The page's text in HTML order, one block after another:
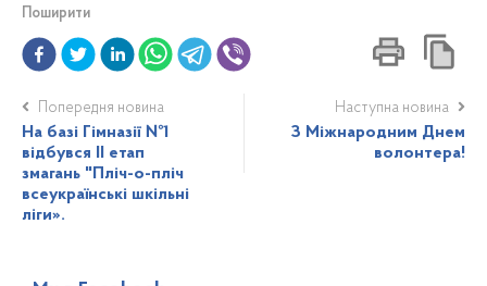
Поширити
Попередня новина
На базі Гімназії №1
відбувся II етап
змагань "Пліч-о-пліч
всеукраїнські шкільні
ліги».
Наступна новина
З Міжнародним Днем
волонтера!